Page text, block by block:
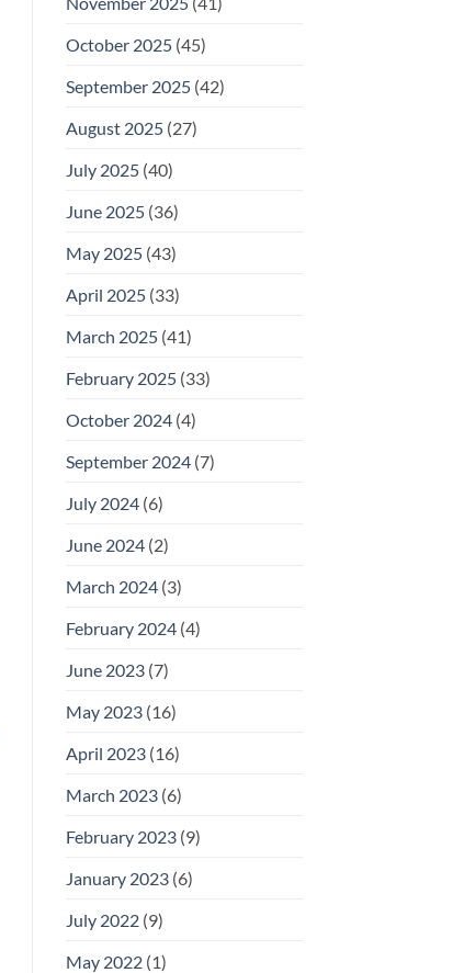
October 2025(45)
September 2025(42)
August 2025(27)
July 2025(40)
June 2025(36)
May 2025(43)
April 2025(33)
March 2025(41)
February 2025(33)
October 2024(4)
September 2024(7)
July 2024(6)
June 2024(2)
March 2024(3)
February 2024(4)
June 2023(7)
May 2023(16)
April 2023(16)
March 2023(6)
February 2023(9)
January 2023(6)
July 2022(9)
May 2022(1)